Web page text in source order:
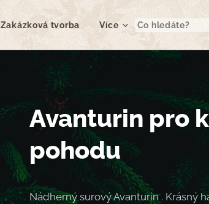
Zakázková tvorba Více
Avanturin pro
pohodu
Nádherný surový Avanturin . Krásný